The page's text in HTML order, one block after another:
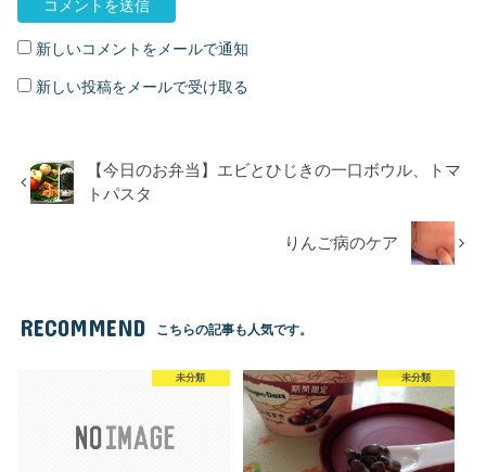
新しいコメントをメールで通知
新しい投稿をメールで受け取る
【今日のお弁当】エビとひじきの一口ボウル、トマ
トパスタ
りんご病のケア
RECOMMEND こちらの記事も人気です。
未分類 未分類